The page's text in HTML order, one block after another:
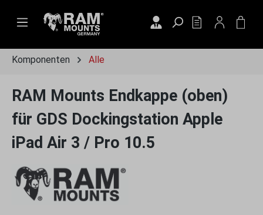
Zum Hauptinhalt springen
DU HAST 0
Komponenten Alle
RAM Mounts Endkappe (oben)
für GDS Dockingstation Apple
iPad Air 3 / Pro 10.5